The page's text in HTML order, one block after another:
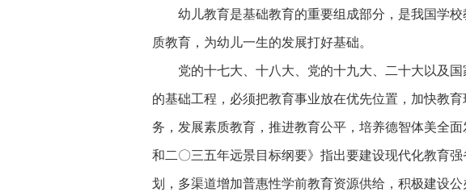
幼儿教育是基础教育的重要组成部分，是我国学
质教育，为幼儿一生的发展打好基础。
党的十七大、十八大、党的十九大、二十大以及
的基础工程，必须把教育事业放在优先位置，加快教
务，发展素质教育，推进教育公平，培养德智体美全
和二〇三五年远景目标纲要》指出要建设现代化教育
划，多渠道增加普惠性学前教育资源供给，积极建设